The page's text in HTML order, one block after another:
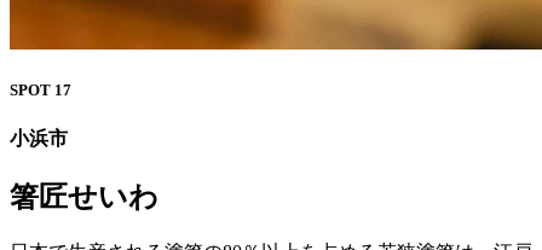
SPOT 17
小浜市
箸匠せいわ